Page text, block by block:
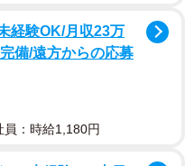
トは週刊ポスト12月23日
発売記念イベントを対面
経験OK/月収23万
備/遠方からの応募
員：時給1,180円